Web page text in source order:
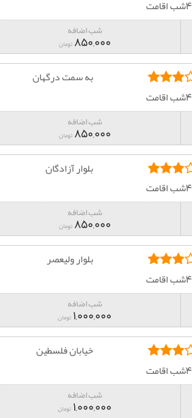
شب اضافه
850,000 تومان
به سمت درگهان
شب اضافه
850,000 تومان
بلوار آزادگان
شب اضافه
850,000 تومان
بلوار ولیعصر
شب اضافه
1,000,000 تومان
خیابان فلسطین
شب اضافه
1,000,000 تومان